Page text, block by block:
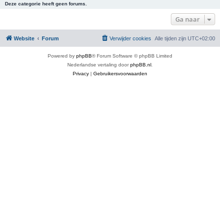
Deze categorie heeft geen forums.
Ga naar
Website Forum Alle tijden zijn UTC+02:00
Verwijder cookies
Powered by phpBB® Forum Software © phpBB Limited
Nederlandse vertaling doorphpBB.nl
Privacy | Gebruikersvoorwaarden